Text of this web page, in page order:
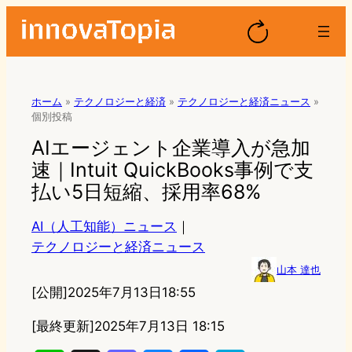
ホーム » テクノロジーと経済 » テクノロジーと経済ニュース »
個別投稿
AIエージェント企業導入が急加
速｜Intuit QuickBooks事例で支
払い5日短縮、採用率68%
AI（人工知能）ニュース ｜
テクノロジーと経済ニュース
山本 達也
[公開]2025年7月13日18:55
[最終更新]2025年7月13日 18:15